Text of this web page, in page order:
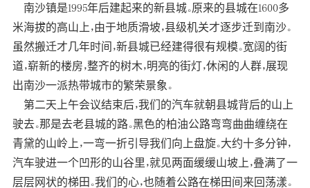
南沙镇是1995年后建起来的新县城。原来的县城在1600多
米海拔的高山上，由于地质滑坡，县级机关才逐步迁到南沙。
虽然搬迁才几年时间，新县城已经建得很有规模。宽阔的街
道，崭新的楼房，整齐的树木，明亮的街灯，休闲的人群，展现
出南沙一派热带城市的繁荣景象。
第二天上午会议结束后，我们的汽车就朝县城背后的山上
驶去。那是去老县城的路。黑色的柏油公路弯弯曲曲缠绕在
青黛的山岭上，一弯一折引导我们向上盘旋。大约十多分钟，
汽车驶进一个凹形的山谷里，就见两面缓缓山坡上，叠满了一
层层网状的梯田。我们的心，也随着公路在梯田间来回荡漾。